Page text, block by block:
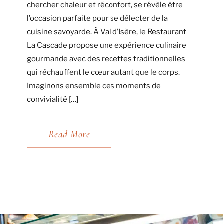
chercher chaleur et réconfort, se révèle être
l’occasion parfaite pour se délecter de la
cuisine savoyarde. À Val d’Isère, le Restaurant
La Cascade propose une expérience culinaire
gourmande avec des recettes traditionnelles
qui réchauffent le cœur autant que le corps.
Imaginons ensemble ces moments de
convivialité […]
Read More